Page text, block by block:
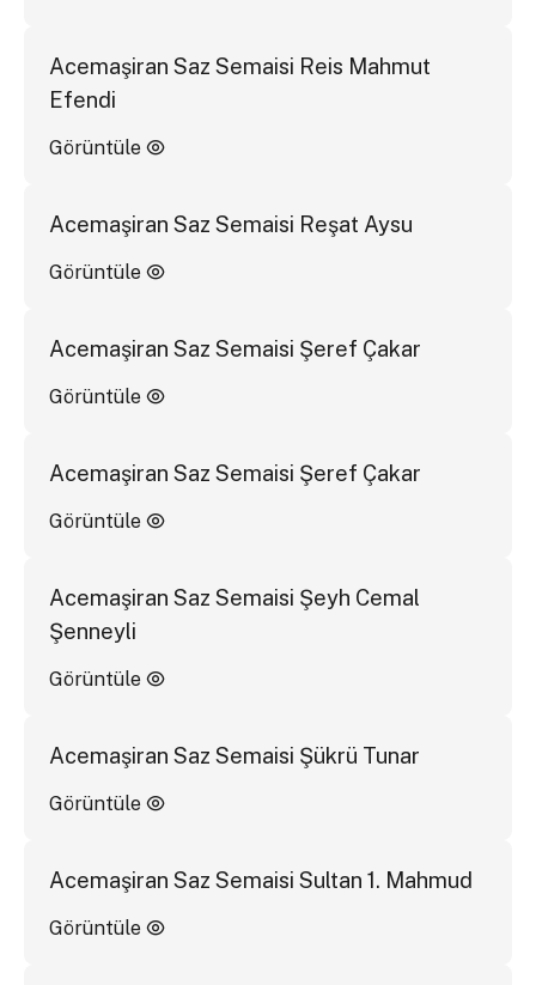
Acemaşiran Saz Semaisi Reis Mahmut
Efendi
Görüntüle
Acemaşiran Saz Semaisi Reşat Aysu
Görüntüle
Acemaşiran Saz Semaisi Şeref Çakar
Görüntüle
Acemaşiran Saz Semaisi Şeref Çakar
Görüntüle
Acemaşiran Saz Semaisi Şeyh Cemal
Şenneyli
Görüntüle
Acemaşiran Saz Semaisi Şükrü Tunar
Görüntüle
Acemaşiran Saz Semaisi Sultan 1. Mahmud
Görüntüle